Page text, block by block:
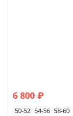
6 800 ₽
50-52 54-56 58-60